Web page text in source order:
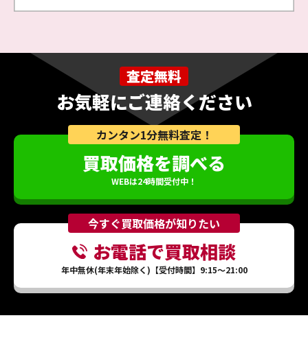
査定無料
お気軽にご連絡ください
カンタン1分無料査定！
買取価格を調べる
WEBは24時間受付中！
今すぐ買取価格が知りたい
お電話で買取相談
年中無休(年末年始除く)【受付時間】9:15～21:00